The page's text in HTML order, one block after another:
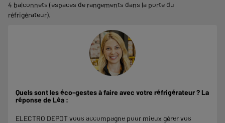
4 balconnets (espaces de rangements dans la porte du
réfrigérateur).
Quels sont les éco-gestes à faire avec votre réfrigérateur ? La
réponse de Léa :
ELECTRO DEPOT vous accompagne pour mieux gérer vos